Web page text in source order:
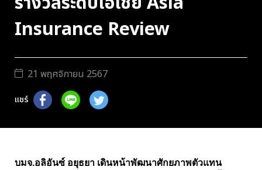
Insurance Review
21 พฤศจิกายน 2567
แชร์
บมจ.อลิอันซ์ อยุธยา เดินหน้าพัฒนาศักยภาพตัวแทน